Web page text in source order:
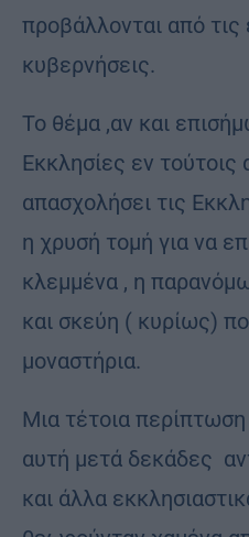
προβάλλονται από τις
κυβερνήσεις.
Το θέμα ,αν και
Εκκλησίες εν τούτοις
απασχολήσει τις
η χρυσή τομή για να
κλεμμένα , η
και σκεύη ( κυρίως)
μοναστήρια.
Μια τέτοια
αυτή μετά δεκάδες
και άλλα